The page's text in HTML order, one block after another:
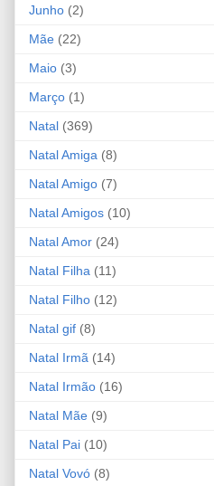
Junho (2)
Mãe (22)
Maio (3)
Março (1)
Natal (369)
Natal Amiga (8)
Natal Amigo (7)
Natal Amigos (10)
Natal Amor (24)
Natal Filha (11)
Natal Filho (12)
Natal gif (8)
Natal Irmã (14)
Natal Irmão (16)
Natal Mãe (9)
Natal Pai (10)
Natal Vovó (8)